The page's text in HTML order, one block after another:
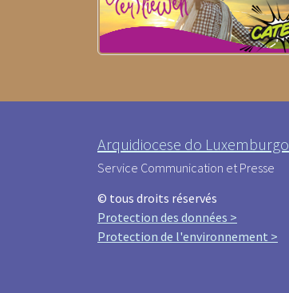
Arquidiocese do Luxemburgo
Service Communication et Presse
© tous droits réservés
Protection des données >
Protection de l'environnement >